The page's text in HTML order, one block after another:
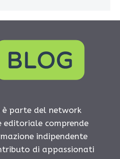
è parte del network
editoriale comprende
indipendente
di appassionati